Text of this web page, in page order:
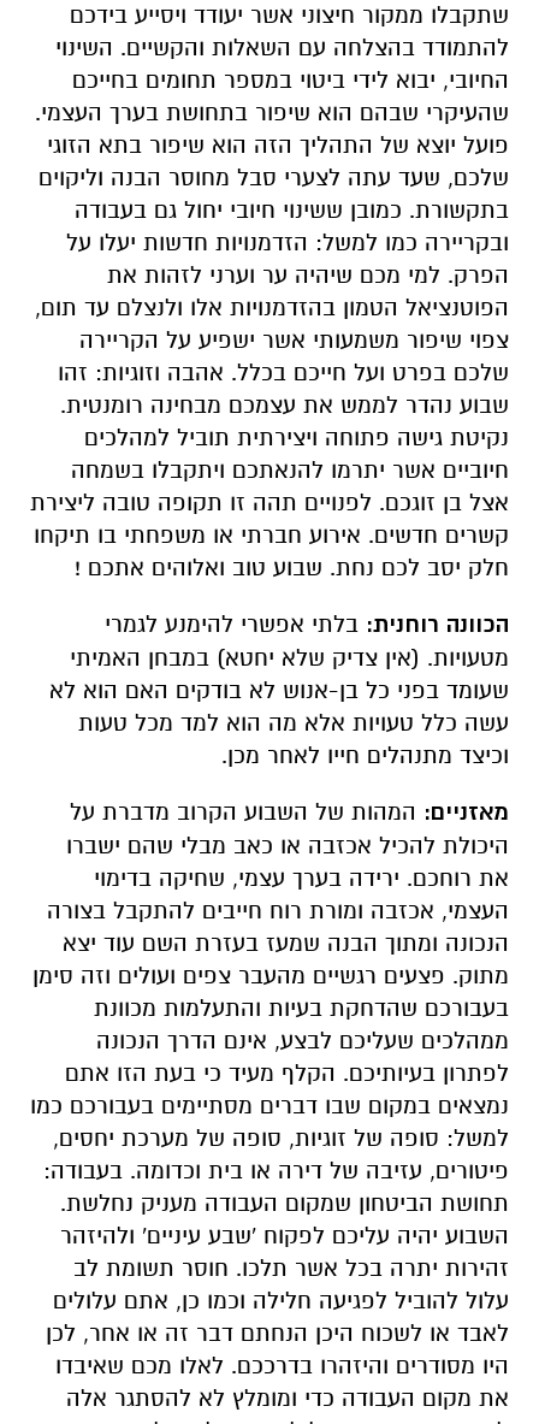
שתקבלו ממקור חיצוני אשר יעודד ויסייע בידכם
להתמודד בהצלחה עם השאלות והקשיים. השינוי
החיובי, יבוא לידי ביטוי במספר תחומים בחייכם
שהעיקרי שבהם הוא שיפור בתחושת בערך העצמי.
פועל יוצא של התהליך הזה הוא שיפור בתא הזוגי
שלכם, שעד עתה לצערי סבל מחוסר הבנה וליקוים
בתקשורת. כמובן ששינוי חיובי יחול גם בעבודה
ובקריירה כמו למשל: הזדמנויות חדשות יעלו על
הפרק. למי מכם שיהיה ער וערני לזהות את
הפוטנציאל הטמון בהזדמנויות אלו ולנצלם עד תום,
צפוי שיפור משמעותי אשר ישפיע על הקריירה
שלכם בפרט ועל חייכם בכלל. אהבה וזוגיות: זהו
שבוע נהדר לממש את עצמכם מבחינה רומנטית.
נקיטת גישה פתוחה ויצירתית תוביל למהלכים
חיוביים אשר יתרמו להנאתכם ויתקבלו בשמחה
אצל בן זוגכם. לפנויים תהה זו תקופה טובה ליצירת
קשרים חדשים. אירוע חברתי או משפחתי בו תיקחו
חלק יסב לכם נחת. שבוע טוב ואלוהים אתכם !
הכוונה רוחנית: בלתי אפשרי להימנע לגמרי
מטעויות. (אין צדיק שלא יחטא) במבחן האמיתי
שעומד בפני כל בן-אנוש לא בודקים האם הוא לא
עשה כלל טעויות אלא מה הוא למד מכל טעות
וכיצד מתנהלים חייו לאחר מכן.
מאזניים: המהות של השבוע הקרוב מדברת על
היכולת להכיל אכזבה או כאב מבלי שהם ישברו
את רוחכם. ירידה בערך עצמי, שחיקה בדימוי
העצמי, אכזבה ומורת רוח חייבים להתקבל בצורה
הנכונה ומתוך הבנה שמעז בעזרת השם עוד יצא
מתוק. פצעים רגשיים מהעבר צפים ועולים וזה סימן
בעבורכם שהדחקת בעיות והתעלמות מכוונת
ממהלכים שעליכם לבצע, אינם הדרך הנכונה
לפתרון בעיותיכם. הקלף מעיד כי בעת הזו אתם
נמצאים במקום שבו דברים מסתיימים בעבורכם כמו
למשל: סופה של זוגיות, סופה של מערכת יחסים,
פיטורים, עזיבה של דירה או בית וכדומה. בעבודה:
תחושת הביטחון שמקום העבודה מעניק נחלשת.
השבוע יהיה עליכם לפקוח 'שבע עיניים' ולהיזהר
זהירות יתרה בכל אשר תלכו. חוסר תשומת לב
עלול להוביל לפגיעה חלילה וכמו כן, אתם עלולים
לאבד או לשכוח היכן הנחתם דבר זה או אחר, לכן
היו מסודרים והיזהרו בדרככם. לאלו מכם שאיבדו
את מקום העבודה כדי ומומלץ לא להסתגר אלה